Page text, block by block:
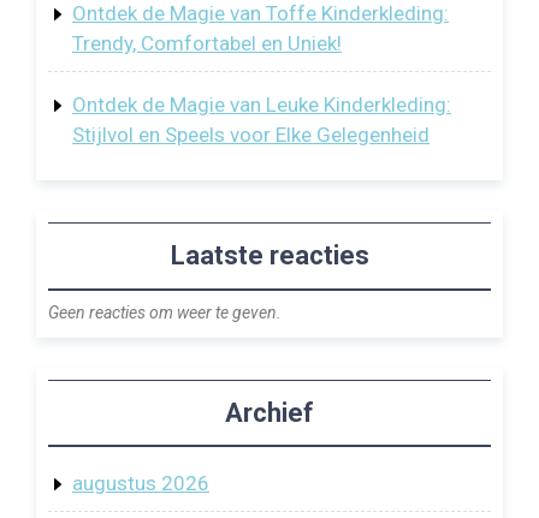
Ontdek de Magie van Toffe Kinderkleding:
Trendy, Comfortabel en Uniek!
Ontdek de Magie van Leuke Kinderkleding:
Stijlvol en Speels voor Elke Gelegenheid
Laatste reacties
Geen reacties om weer te geven.
Archief
augustus 2026